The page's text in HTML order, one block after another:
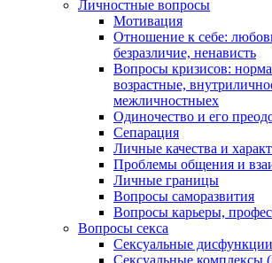
Личностные вопросы
Мотивация
Отношение к себе:
безразличие, ненависть
Вопросы кризисов:
возрастные,
межличностныех
Одиночество и его
Сепарация
Личные качества и
Проблемы общения и
Личные границы
Вопросы саморазвития
Вопросы карьеры,
Вопросы секса
Сексуальные дисфункции
Сексуальные комплексы